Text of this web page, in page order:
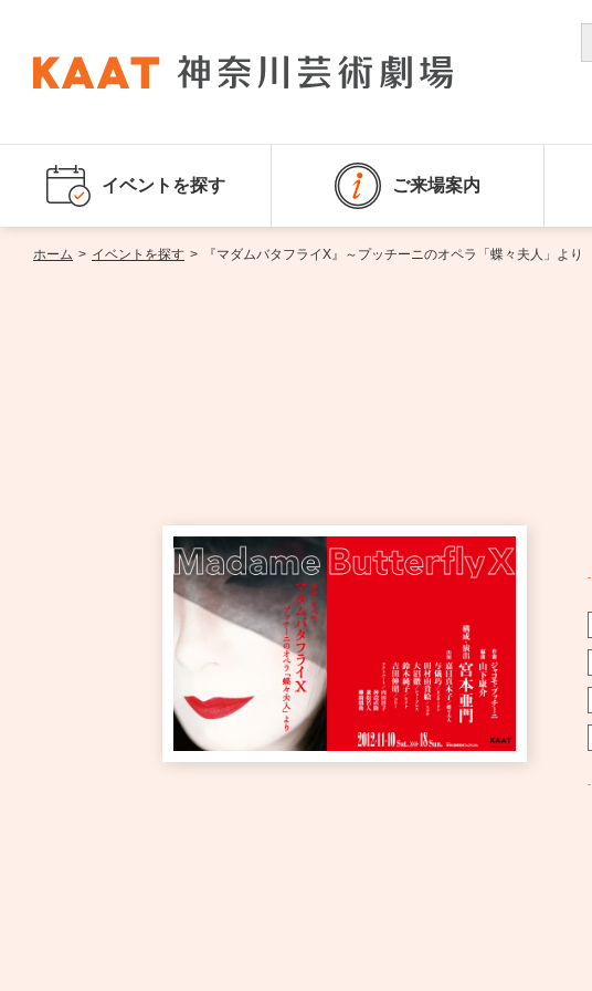
イベントを探す ご来場案内
ホーム > イベントを探す > 『マダムバタフライX』～プッチーニのオペラ「蝶々夫人」より